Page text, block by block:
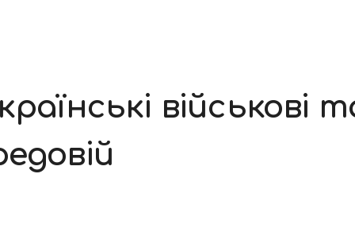
військові